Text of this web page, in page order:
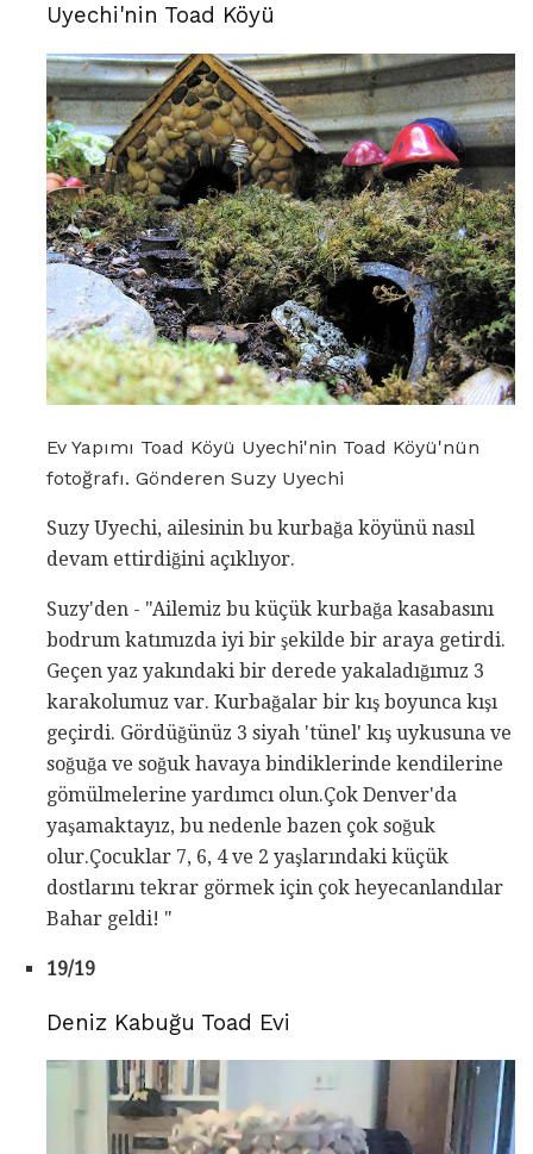
Uyechi'nin Toad Köyü
Ev Yapımı Toad Köyü Uyechi'nin Toad Köyü'nün
fotoğrafı. Gönderen Suzy Uyechi
Suzy Uyechi, ailesinin bu kurbağa köyünü nasıl
devam ettirdiğini açıklıyor.
Suzy'den - "Ailemiz bu küçük kurbağa kasabasını
bodrum katımızda iyi bir şekilde bir araya getirdi.
Geçen yaz yakındaki bir derede yakaladığımız 3
karakolumuz var. Kurbağalar bir kış boyunca kışı
geçirdi. Gördüğünüz 3 siyah 'tünel' kış uykusuna ve
soğuğa ve soğuk havaya bindiklerinde kendilerine
gömülmelerine yardımcı olun.Çok Denver'da
yaşamaktayız, bu nedenle bazen çok soğuk
olur.Çocuklar 7, 6, 4 ve 2 yaşlarındaki küçük
dostlarını tekrar görmek için çok heyecanlandılar
Bahar geldi! "
19/19
Deniz Kabuğu Toad Evi